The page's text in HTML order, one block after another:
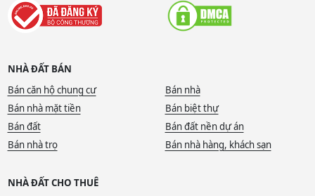
NHÀ ĐẤT BÁN
Bán căn hộ chung cư
Bán nhà
Bán nhà mặt tiền
Bán biệt thự
Bán đất
Bán đất nền dự án
Bán nhà trọ
Bán nhà hàng, khách sạn
NHÀ ĐẤT CHO THUÊ